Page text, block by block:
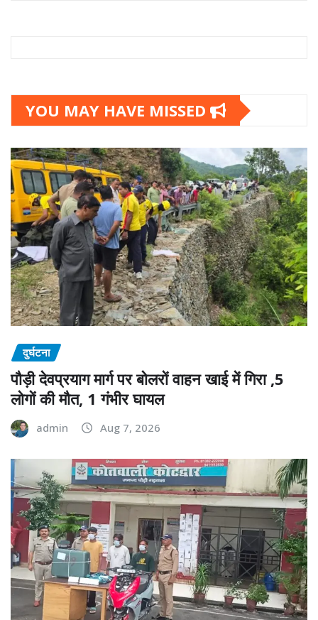
YOU MAY HAVE MISSED
दुर्घटना
पौड़ी देवप्रयाग मार्ग पर बोलरों वाहन खाई में गिरा ,5
लोगों की मौत, 1 गंभीर घायल
admin Aug 7, 2026